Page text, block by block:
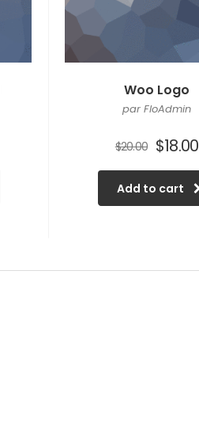
Woo Logo
par FloAdmin
$20.00 $18.00
Add to cart